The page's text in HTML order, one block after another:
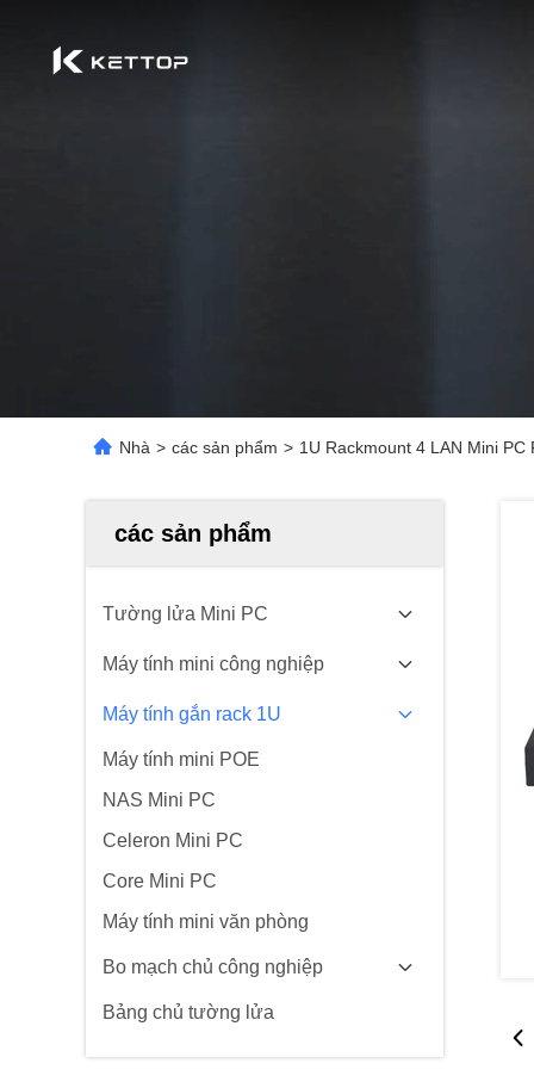
Nhà > các sản phẩm > 1U Rackmount 4 LAN Mini
các sản phẩm
Tường lửa Mini PC
Máy tính mini công nghiệp
Máy tính gắn rack 1U
Máy tính mini POE
NAS Mini PC
Celeron Mini PC
Core Mini PC
Máy tính mini văn phòng
Bo mạch chủ công nghiệp
Bảng chủ tường lửa